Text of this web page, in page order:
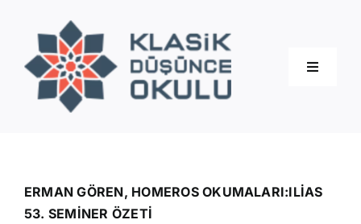
content
Toggle
Eğitimler
ERMAN GÖREN, HOMEROS OKUMALARI:ILİAS
53. SEMİNER ÖZETİ